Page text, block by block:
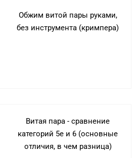
Обжим витой пары руками,
без инструмента (кримпера)
Витая пара - сравнение
категорий 5е и 6 (основные
отличия, в чем разница)